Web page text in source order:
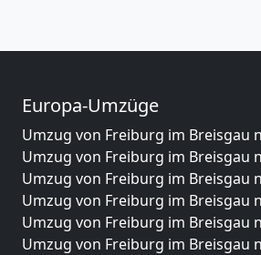
Europa-Umzüge
Umzug von Freiburg im Breisgau
Umzug von Freiburg im Breisgau
Umzug von Freiburg im Breisgau
Umzug von Freiburg im Breisgau
Umzug von Freiburg im Breisgau
Umzug von Freiburg im Breisgau